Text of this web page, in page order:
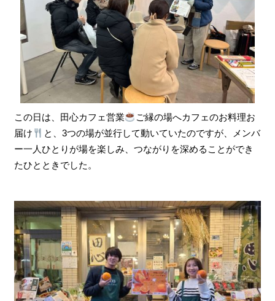
この日は、田心カフェ営業
ご縁の場へカフェのお料理お
届け
と、3つの場が並行して動いていたのですが、メンバ
ー一人ひとりが場を楽しみ、つながりを深めることができ
たひとときでした。